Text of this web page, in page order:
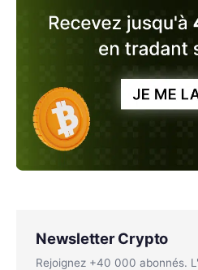
Newsletter Crypto
Rejoignez +40 000 abonnés.